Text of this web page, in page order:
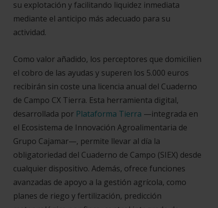
su explotación y facilitando liquidez inmediata
mediante el anticipo más adecuado para su
actividad.
Como valor añadido, los perceptores que domicilien
el cobro de las ayudas y superen los 5.000 euros
recibirán sin coste una licencia anual del Cuaderno
de Campo CX Tierra. Esta herramienta digital,
desarrollada por Plataforma Tierra —integrada en
el Ecosistema de Innovación Agroalimentaria de
Grupo Cajamar—, permite llevar al día la
obligatoriedad del Cuaderno de Campo (SIEX) desde
cualquier dispositivo. Además, ofrece funciones
avanzadas de apoyo a la gestión agrícola, como
planes de riego y fertilización, predicción